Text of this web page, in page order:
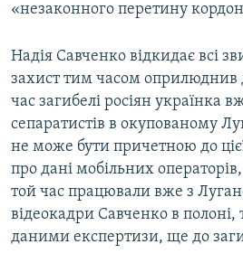
«незаконного перетину
Надія Савченко відкидає всі
захист тим часом оприлюднив
час загибелі росіян українка
сепаратистів в окупованому
не може бути причетною до
про дані мобільних
той час працювали вже з
відеокадри Савченко в полоні,
даними експертизи, ще до